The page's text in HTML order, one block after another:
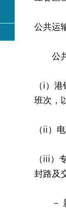
公共运
公共
（i）
班次，
（ii）
（iii）
封路及
－ 新